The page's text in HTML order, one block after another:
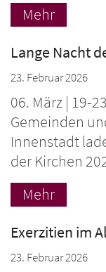
Mehr
Lange Nacht
23. Februar 2026
06. März | 19-
Gemeinden
Innenstadt
der Kirchen
Mehr
Exerzitien im
23. Februar 2026